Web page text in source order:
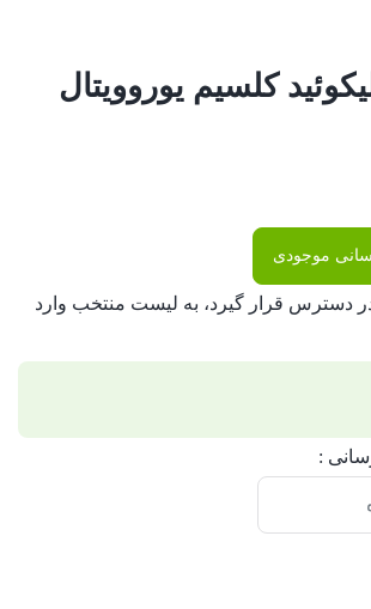
کلسیم یوروویتال
موجودی
دسترس قرار گیرد، به لیست منتخب وارد
: